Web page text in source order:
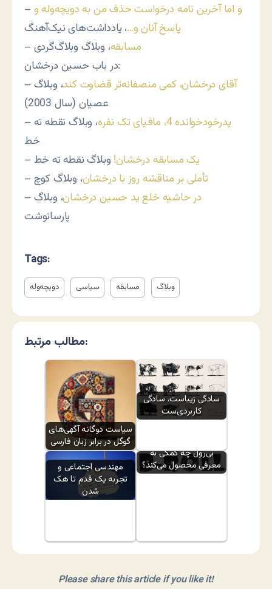
– و اما آخرین نامه درخواست حذف من به دویچه‌وله و
پاسخ آنان و…، یادداشت‌های نیک‌آهنگ
–
مسابقه، وبلاگ وبلاگ‌گردی
در باب حسین درخشان:
–
آقای درخشان، کمی منصفانه‌تر قضاوت کند، وبلاگ
عصیان (سال 2003)
–
پدرخودخوانده 4، مافیای تک نفره
، وبلاگ نقطه ته
خط
–
یک مسابقه درخشان! وبلاگ نقطه ته خط
–
تأملی بر مناقشه روز با درخشان، وبلاگ کوچ
–
در حاشیه خلع ید حسین درخشان، وبلاگ
پارسانوشت
Tags:
دویچه‌وله سیاسی مسابقه وبلاگ
مطالب مرتبط:
سیاست دوگانه آگهی‌های
گوگل در برابر زبان فارسی
سادگی زیباست، سادگی
کاربردی‌ست
مهندسی اجتماعی و
تجربه یک قدم تا هک
شدن
بی‌رول چه کمکی به
معرفی محصول می‌کند؟
Please share this article if you like it!